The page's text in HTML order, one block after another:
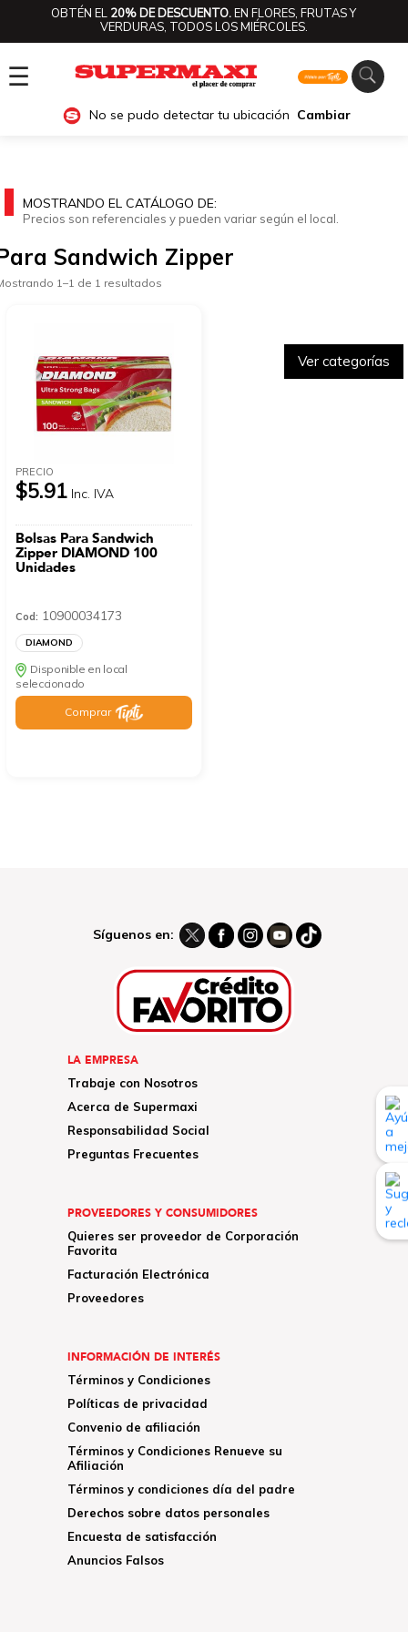
OBTÉN EL 20% DE DESCUENTO.EN FLORES, FRUTAS Y
VERDURAS, TODOS LOS MIÉRCOLES.
☰
No se pudo detectar tu ubicación Cambiar
Ver categorías
MOSTRANDO EL CATÁLOGO DE:
Precios son referenciales y pueden variar según el local.
Sandwich Zipper
1–1 de 1 resultados
PRECIO
$5.91 Inc. IVA
Bolsas Para Sandwich
Zipper DIAMOND 100
Unidades
Cod: 10900034173
DIAMOND
Disponible en local
seleccionado
Comprar
Síguenos en:
LA EMPRESA
Trabaje con Nosotros
Acerca de Supermaxi
Responsabilidad Social
Preguntas Frecuentes
PROVEEDORES Y CONSUMIDORES
Quieres ser proveedor de Corporación
Favorita
Facturación Electrónica
Proveedores
INFORMACIÓN DE INTERÉS
Términos y Condiciones
Políticas de privacidad
Convenio de afiliación
Términos y Condiciones Renueve su
Afiliación
Términos y condiciones día del padre
Derechos sobre datos personales
Encuesta de satisfacción
Anuncios Falsos